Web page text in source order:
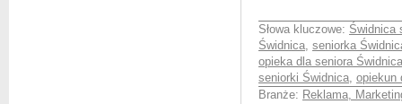
Słowa kluczowe: Świdnica
Świdnica, seniorka
opieka dla seniora Świdnica
seniorki Świdnica, opiekun
Branże: Reklama,